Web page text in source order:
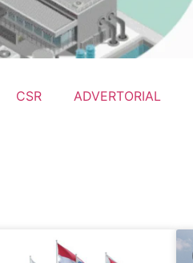
CSR ADVERTORIAL